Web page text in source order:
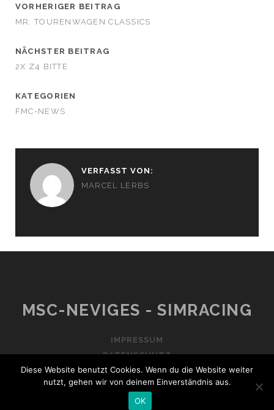
VORHERIGER BEITRAG
MR. TOURENWAGEN CLASSICS
NÄCHSTER BEITRAG
2X Z4 BITTE
KATEGORIEN
FMC-NEWS
VERFASST VON:
MARCEL LERBS
MSC-NEVIGES - SIMRACING
IMPRESSUM
DATENSCHUTZ
TRACKS WORDPRESS THEME
Diese Website benutzt Cookies. Wenn du die Website weiter
nutzt, gehen wir von deinem Einverständnis aus.
OK